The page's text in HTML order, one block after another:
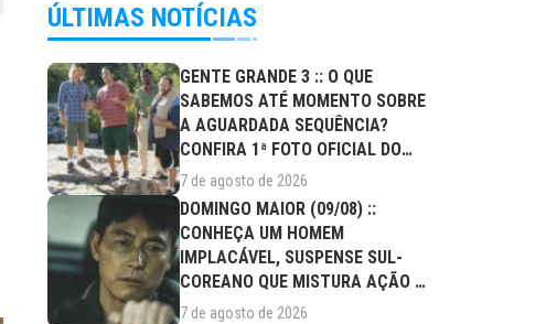
ÚLTIMAS NOTÍCIAS
GENTE GRANDE 3 :: O QUE
SABEMOS ATÉ MOMENTO SOBRE
A AGUARDADA SEQUÊNCIA?
CONFIRA 1ª FOTO OFICIAL DO
ELENCO!
7 de agosto de 2026
DOMINGO MAIOR (09/08) ::
CONHEÇA UM HOMEM
IMPLACÁVEL, SUSPENSE SUL-
COREANO QUE MISTURA AÇÃO E
DRAMA FAMILIAR
7 de agosto de 2026